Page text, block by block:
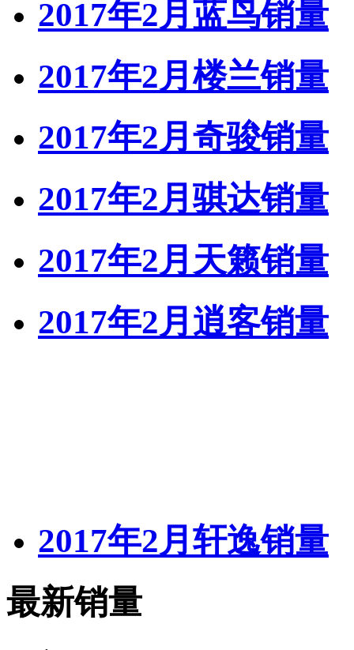
2017年2月蓝鸟销量
2017年2月楼兰销量
2017年2月奇骏销量
2017年2月骐达销量
2017年2月天籁销量
2017年2月逍客销量
2017年2月轩逸销量
最新销量